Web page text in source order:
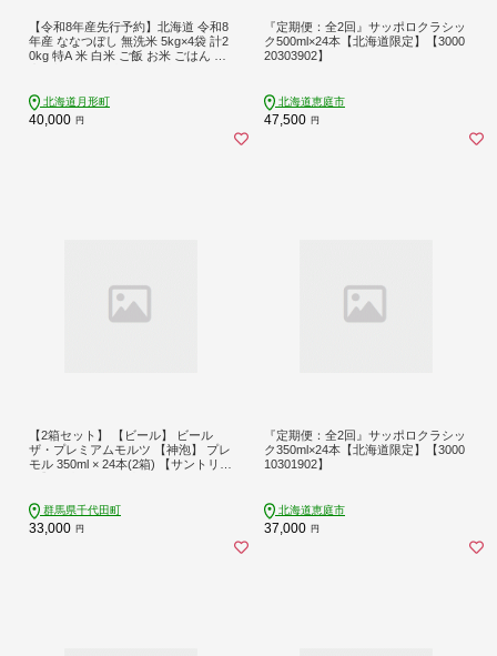
【令和8年産先行予約】北海道 令和8
年産 ななつぼし 無洗米 5kg×4袋 計2
0kg 特A 米 白米 ご飯 お米 ごはん 国
形 北海道月形町
40,000 円
『定期便：全2回』サッポロクラシッ
ク500ml×24本【北海道限定】【3000
20303902】
北海道恵庭市
47,500 円
【2箱セット】 【ビール】 ビール
ザ・プレミアムモルツ 【神泡】 プレ
モル 350ml × 24本(2箱) 【サントリ
群馬県千代田町
33,000 円
『定期便：全2回』サッポロクラシッ
ク350ml×24本【北海道限定】【3000
10301902】
北海道恵庭市
37,000 円